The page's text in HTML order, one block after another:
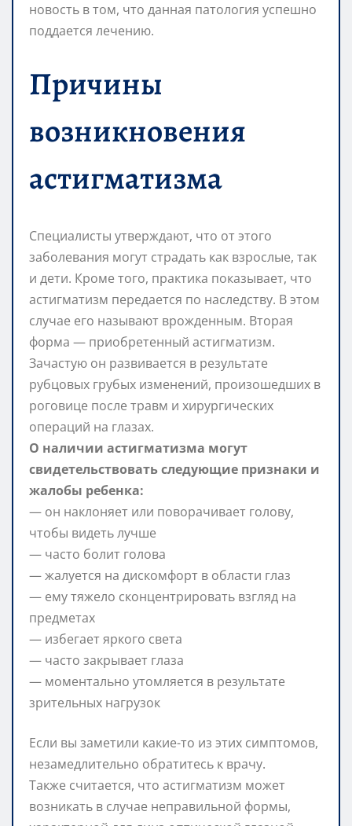
новость в том, что данная патология успешно
поддается лечению.
Причины
возникновения
астигматизма
Специалисты утверждают, что от этого
заболевания могут страдать как взрослые, так
и дети. Кроме того, практика показывает, что
астигматизм передается по наследству. В этом
случае его называют врожденным. Вторая
форма — приобретенный астигматизм.
Зачастую он развивается в результате
рубцовых грубых изменений, произошедших в
роговице после травм и хирургических
операций на глазах.
О наличии астигматизма могут
свидетельствовать следующие признаки и
жалобы ребенка:
— он наклоняет или поворачивает голову,
чтобы видеть лучше
— часто болит голова
— жалуется на дискомфорт в области глаз
— ему тяжело сконцентрировать взгляд на
предметах
— избегает яркого света
— часто закрывает глаза
— моментально утомляется в результате
зрительных нагрузок
Если вы заметили какие-то из этих симптомов,
незамедлительно обратитесь к врачу.
Также считается, что астигматизм может
возникать в случае неправильной формы,